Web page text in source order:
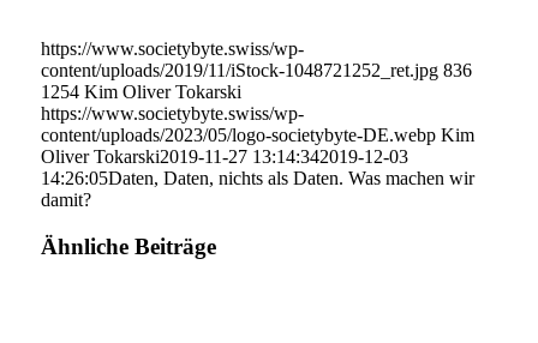
https://www.societybyte.swiss/wp-
content/uploads/2019/11/iStock-1048721252_ret.jpg 836
1254 Kim Oliver Tokarski
https://www.societybyte.swiss/wp-
content/uploads/2023/05/logo-societybyte-DE.webp Kim
Oliver Tokarski2019-11-27 13:14:342019-12-03
14:26:05Daten, Daten, nichts als Daten. Was machen wir
damit?
Ähnliche Beiträge